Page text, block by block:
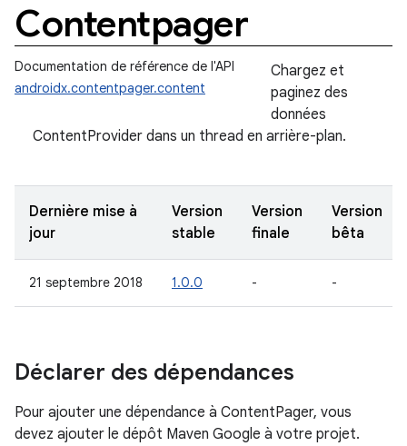
Contentpager
Documentation de référence de l'API
androidx.contentpager.content
Chargez et
paginez des
données
ContentProvider dans un thread en arrière-plan.
Dernière mise à
jour
Version
stable
Version
finale
Version
bêta
21 septembre 2018 1.0.0 - -
Déclarer des dépendances
Pour ajouter une dépendance à ContentPager, vous
devez ajouter le dépôt Maven Google à votre projet.